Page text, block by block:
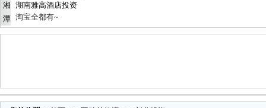
湘
潭
湖南雅高酒店投资
淘宝全都有~